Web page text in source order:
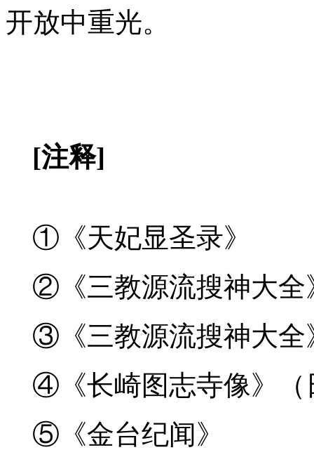
开放中重光。
[注释]
① 《天妃显圣录》
② 《三教源流搜神大全
③ 《三教源流搜神大全
④ 《长崎图志寺像》
⑤ 《金台纪闻》